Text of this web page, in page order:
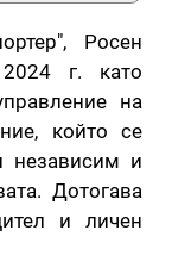
Росен
г. като
на
който се
независим и
Дотогава
и личен